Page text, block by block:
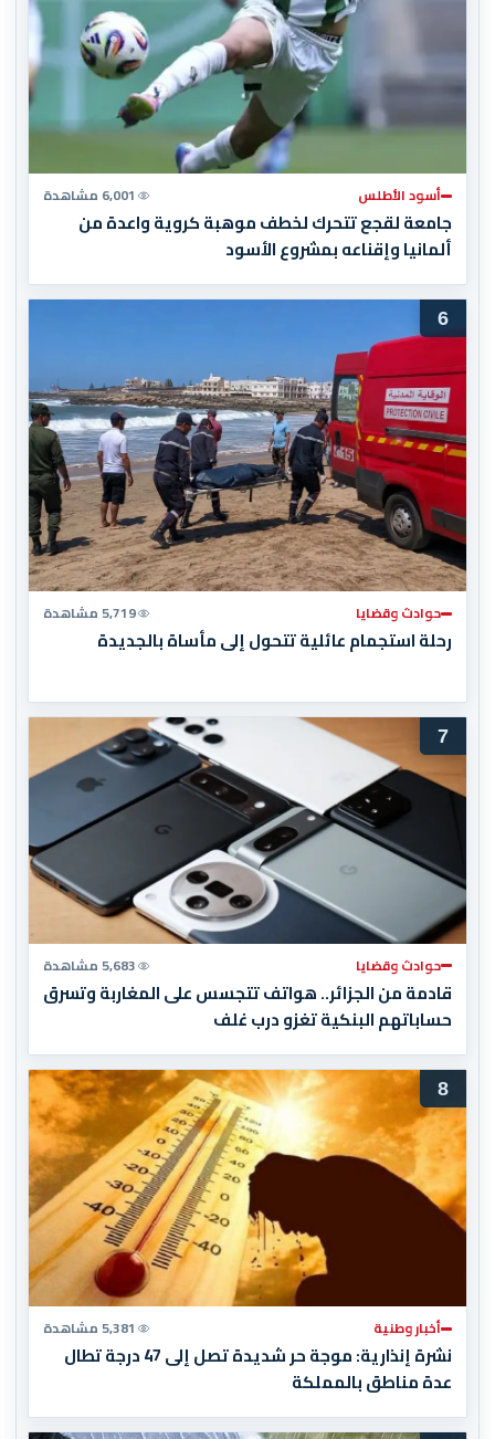
أسود الأطلس 6,001 مشاهدة
جامعة لقجع تتحرك لخطف موهبة كروية واعدة من
ألمانيا وإقناعه بمشروع الأسود
6
حوادث وقضايا 5,719 مشاهدة
رحلة استجمام عائلية تتحول إلى مأساة بالجديدة
7
حوادث وقضايا 5,683 مشاهدة
قادمة من الجزائر.. هواتف تتجسس على المغاربة وتسرق
حساباتهم البنكية تغزو درب غلف
8
أخبار وطنية 5,381 مشاهدة
نشرة إنذارية: موجة حر شديدة تصل إلى 47 درجة تطال
عدة مناطق بالمملكة